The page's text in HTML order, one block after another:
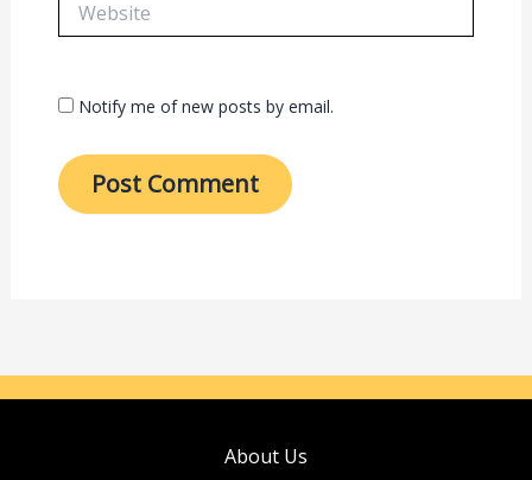
Notify me of new posts by email.
About Us